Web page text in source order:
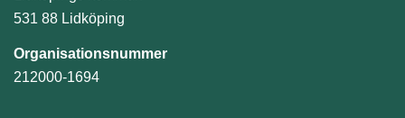
531 88 Lidköping
Organisationsnummer
212000-1694